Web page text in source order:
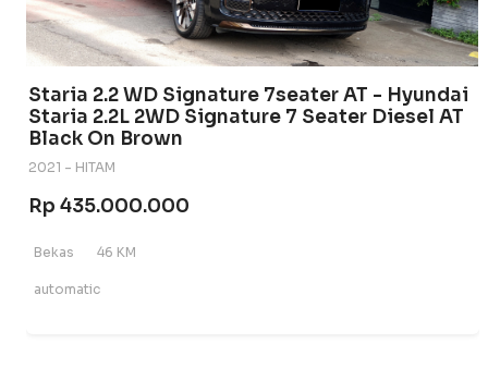
Staria 2.2 WD Signature 7seater AT - Hyundai
Staria 2.2L 2WD Signature 7 Seater Diesel AT
Black On Brown
2021 - HITAM
Rp 435.000.000
Bekas 46 KM
automatic